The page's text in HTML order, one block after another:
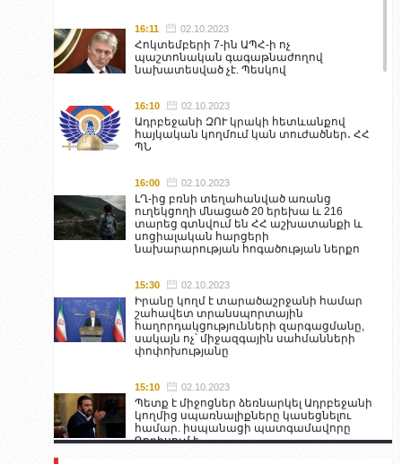
16:11 02.10.2023
Հոկտեմբերի 7-ին ԱՊՀ-ի ոչ
պաշտոնական գագաթնաժողով
նախատեսված չէ. Պեսկով
16:10 02.10.2023
Ադրբեջանի ԶՈՒ կրակի հետևանքով
հայկական կողմում կան տուժածներ․ ՀՀ
ՊՆ
16:00 02.10.2023
ԼՂ-ից բռնի տեղահանված առանց
ուղեկցողի մնացած 20 երեխա և 216
տարեց գտնվում են ՀՀ աշխատանքի և
սոցիալական հարցերի
նախարարության հոգածության ներքո
15:30 02.10.2023
Իրանը կողմ է տարածաշրջանի համար
շահավետ տրանսպորտային
հաղորդակցությունների զարգացմանը,
սակայն ոչ՝ միջազգային սահմանների
փոփոխությանը
15:10 02.10.2023
Պետք է միջոցներ ձեռնարկել Ադրբեջանի
կողմից սպառնալիքները կասեցնելու
համար. իսպանացի պատգամավորը
Գորիսում է